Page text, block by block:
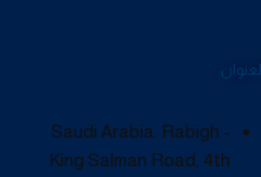
العنوان:
Saudi Arabia: Rabigh -
King Salman Road, 4th